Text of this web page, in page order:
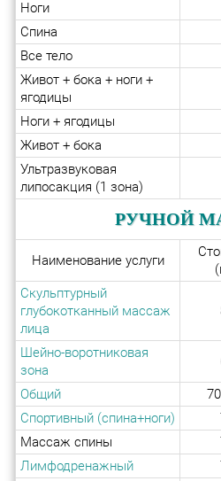
Ноги
Спина
Все тело
Живот + бока + ноги +
ягодицы
Ноги + ягодицы
Живот + бока
Ультразвуковая
липосакция (1 зона)
РУЧНОЙ
Наименование услуги
Скульптурный
глубокотканный массаж
лица
Шейно-воротниковая
зона
Общий
Спортивный (спина+ноги)
Массаж спины
Лимфодренажный